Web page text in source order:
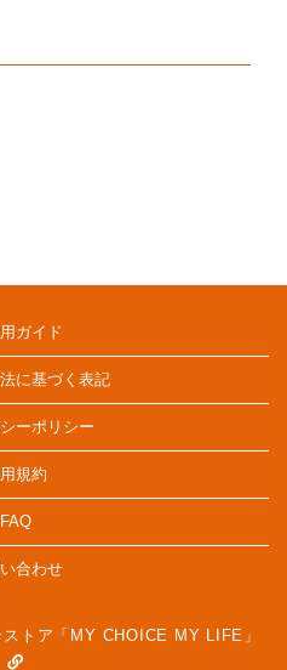
ガイド
に基づく表記
ーポリシー
規約
FAQ
合わせ
トア「MY CHOICE MY LIFE」